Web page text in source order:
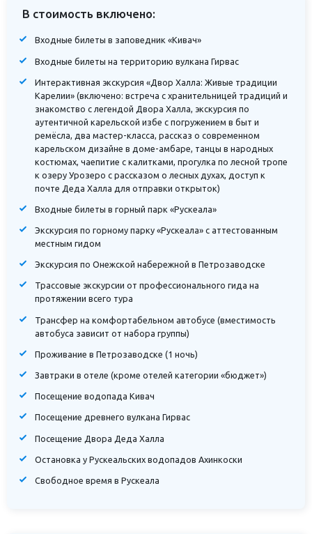
В стоимость включено:
Входные билеты в заповедник «Кивач»
Входные билеты на территорию вулкана Гирвас
Интерактивная экскурсия «Двор Халла: Живые традиции
Карелии» (включено: встреча с хранительницей традиций и
знакомство с легендой Двора Халла, экскурсия по
аутентичной карельской избе с погружением в быт и
ремёсла, два мастер-класса, рассказ о современном
карельском дизайне в доме-амбаре, танцы в народных
костюмах, чаепитие с калитками, прогулка по лесной тропе
к озеру Урозеро с рассказом о лесных духах, доступ к
почте Деда Халла для отправки открыток)
Входные билеты в горный парк «Рускеала»
Экскурсия по горному парку «Рускеала» с аттестованным
местным гидом
Экскурсия по Онежской набережной в Петрозаводске
Трассовые экскурсии от профессионального гида на
протяжении всего тура
Трансфер на комфортабельном автобусе (вместимость
автобуса зависит от набора группы)
Проживание в Петрозаводске (1 ночь)
Завтраки в отеле (кроме отелей категории «бюджет»)
Посещение водопада Кивач
Посещение древнего вулкана Гирвас
Посещение Двора Деда Халла
Остановка у Рускеальских водопадов Ахинкоски
Свободное время в Рускеала